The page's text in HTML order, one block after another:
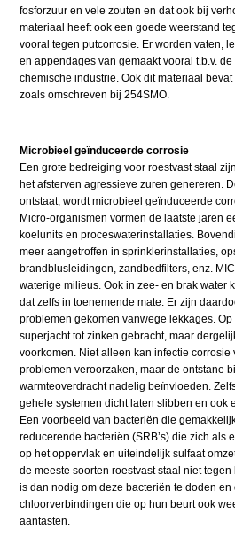
fosforzuur en vele zouten en dat ook bij
materiaal heeft ook een goede weerstand
vooral tegen putcorrosie. Er worden vaten,
en appendages van gemaakt vooral t.b.v.
chemische industrie. Ook dit materiaal
zoals omschreven bij 254SMO.
Microbieel geïnduceerde corrosie
Een grote bedreiging voor roestvast staal
het afsterven agressieve zuren genereren.
ontstaat, wordt microbieel geïnduceerde
Micro-organismen vormen de laatste jaren
koelunits en proceswaterinstallaties.
meer aangetroffen in sprinklerinstallaties,
brandblusleidingen, zandbedfilters, enz.
waterige milieus. Ook in zee- en brak water
dat zelfs in toenemende mate. Er zijn
problemen gekomen vanwege lekkages.
superjacht tot zinken gebracht, maar
voorkomen. Niet alleen kan infectie corrosie
problemen veroorzaken, maar de ontstane
warmteoverdracht nadelig beïnvloeden.
gehele systemen dicht laten slibben en ook
Een voorbeeld van bacteriën die
reducerende bacteriën (SRB’s) die zich als
op het oppervlak en uiteindelijk sulfaat
de meeste soorten roestvast staal niet
is dan nodig om deze bacteriën te doden en
chloorverbindingen die op hun beurt ook
aantasten.